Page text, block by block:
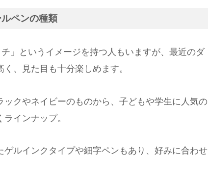
ペンの種類
」というイメージを持つ人もいますが、最近のダ
、見た目も十分楽しめます。
クやネイビーのものから、子どもや学生に人気の
インナップ。
ルインクタイプや細字ペンもあり、好みに合わせ